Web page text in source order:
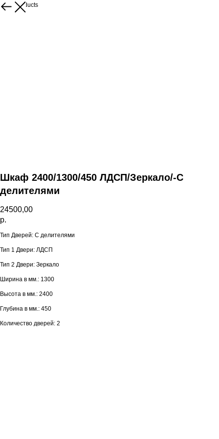
More products
Шкаф 2400/1300/450 ЛДСП/Зеркало/-С
делителями
24500,00
р.
Тип Дверей: С делителями
Тип 1 Двери: ЛДСП
Тип 2 Двери: Зеркало
Ширина в мм.: 1300
Высота в мм.: 2400
Глубина в мм.: 450
Количество дверей: 2